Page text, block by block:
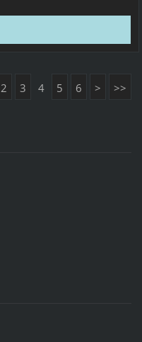
2 3 4 5 6 > >>